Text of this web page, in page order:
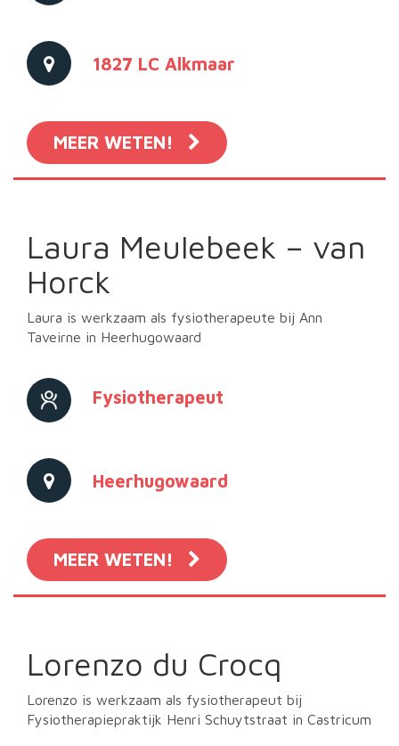
1827 LC Alkmaar
MEER WETEN!
Laura Meulebeek – van
Horck
Laura is werkzaam als fysiotherapeute bij Ann
Taveirne in Heerhugowaard
Fysiotherapeut
Heerhugowaard
MEER WETEN!
Lorenzo du Crocq
Lorenzo is werkzaam als fysiotherapeut bij
Fysiotherapiepraktijk Henri Schuytstraat in Castricum